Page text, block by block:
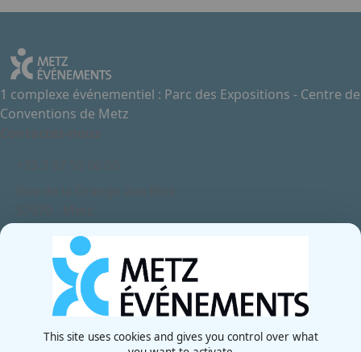
1 complexe événementiel : Parc des Expositions - Centre de
Conventions de Metz
Newsletter
This site uses cookies and gives you control over what